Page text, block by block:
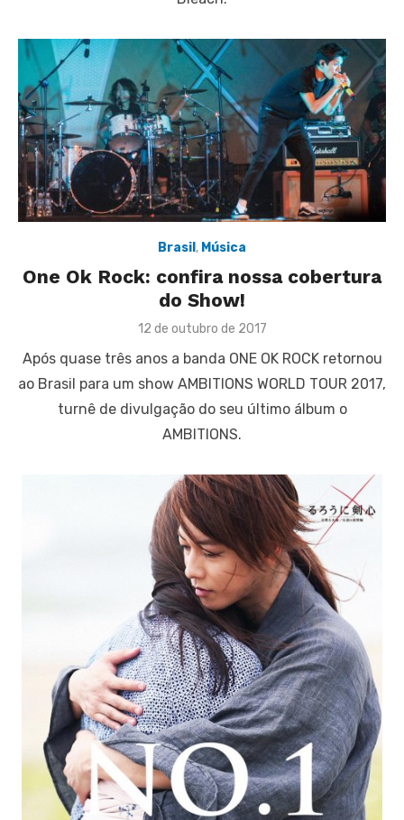
Brasil , Música
One Ok Rock: confira nossa cobertura
do Show!
Posted
12 de outubro de 2017
Após quase três anos a banda ONE OK ROCK retornou
ao Brasil para um show AMBITIONS WORLD TOUR 2017,
turnê de divulgação do seu último álbum o
AMBITIONS.